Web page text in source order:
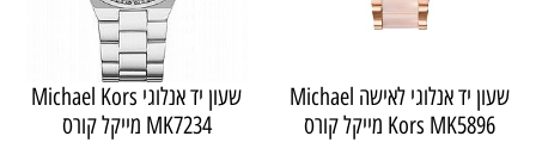
שעון יד ‏אנלוגי ‏לאישה Michael
Kors MK5896 מייקל קורס
שעון יד ‏אנלוגי Michael Kors
MK7234 מייקל קורס